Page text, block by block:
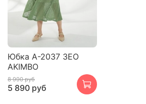
Юбка А-2037 ЗЕО
AKIMBO
8 990 руб
5 890 руб